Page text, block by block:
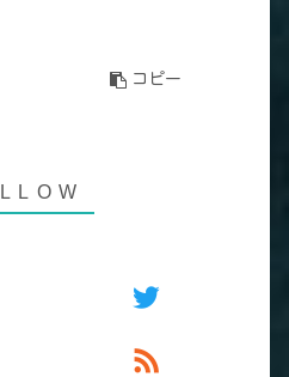
コピー